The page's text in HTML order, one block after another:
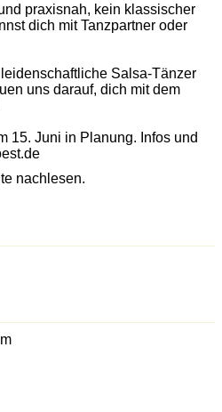
praxisnah, kein klassischer
dich mit Tanzpartner oder
Salsa-Tänzer
uns darauf, dich mit dem
15. Juni in Planung. Infos und
nachlesen.